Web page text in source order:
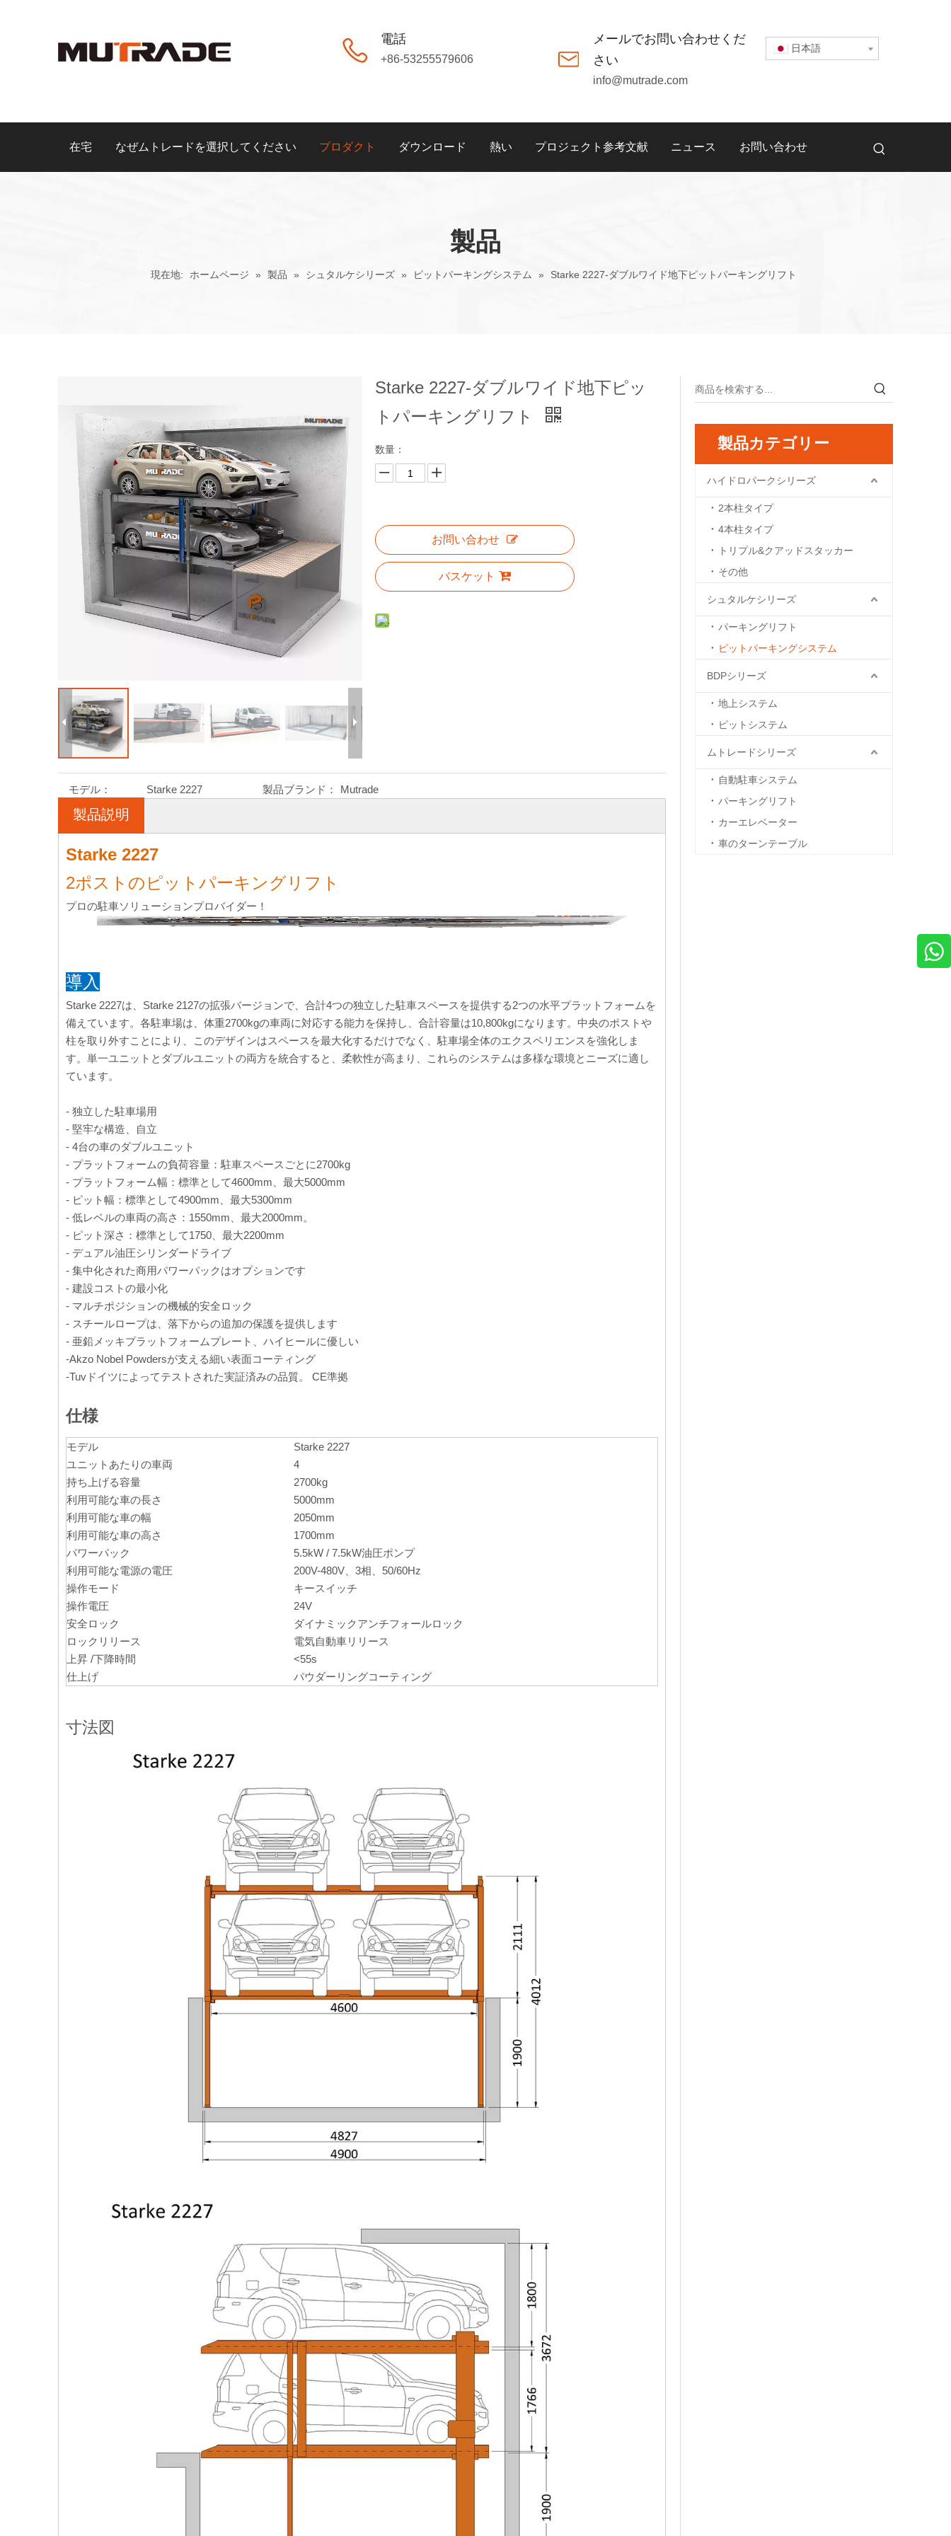
電話
+86-53255579606
メールでお問い合わせくだ
さい
info@mutrade.com
日本語
在宅 なぜムトレードを選択してください プロダクト ダウンロード 熱い プロジェクト参考文献 ニュース お問い合わせ
製品
現在地: ホームページ » 製品 » シュタルケシリーズ » ピットパーキングシステム » Starke 2227-ダブルワイド地下ピットパーキングリフト
Starke 2227-ダブルワイド地下ピッ
トパーキングリフト
数量：
お問い合わせ
バスケット
モデル： Starke 2227 製品ブランド： Mutrade
製品説明
Starke 2227
2ポストのピットパーキングリフト
プロの駐車ソリューションプロバイダー！
導入
Starke 2227は、Starke 2127の拡張バージョンで、合計4つの独立した駐車スペースを提供する2つの水平プラットフォームを
備えています。各駐車場は、体重2700kgの車両に対応する能力を保持し、合計容量は10,800kgになります。中央のポストや
柱を取り外すことにより、このデザインはスペースを最大化するだけでなく、駐車場全体のエクスペリエンスを強化しま
す。単一ユニットとダブルユニットの両方を統合すると、柔軟性が高まり、これらのシステムは多様な環境とニーズに適し
ています。
- 独立した駐車場用
- 堅牢な構造、自立
- 4台の車のダブルユニット
- プラットフォームの負荷容量：駐車スペースごとに2700kg
- プラットフォーム幅：標準として4600mm、最大5000mm
- ピット幅：標準として4900mm、最大5300mm
- 低レベルの車両の高さ：1550mm、最大2000mm。
- ピット深さ：標準として1750、最大2200mm
- デュアル油圧シリンダードライブ
- 集中化された商用パワーパックはオプションです
- 建設コストの最小化
- マルチポジションの機械的安全ロック
- スチールロープは、落下からの追加の保護を提供します
- 亜鉛メッキプラットフォームプレート、ハイヒールに優しい
-Akzo Nobel Powdersが支える細い表面コーティング
-Tuvドイツによってテストされた実証済みの品質。 CE準拠
仕様
モデル
Starke 2227
ユニットあたりの車両
4
持ち上げる容量
2700kg
利用可能な車の長さ
5000mm
利用可能な車の幅
2050mm
利用可能な車の高さ
1700mm
パワーパック
5.5kW / 7.5kW油圧ポンプ
利用可能な電源の電圧
200V-480V、3相、50/60Hz
操作モード
キースイッチ
操作電圧
24V
安全ロック
ダイナミックアンチフォールロック
ロックリリース
電気自動車リリース
上昇 /下降時間
<55s
仕上げ
パウダーリングコーティング
寸法図
製品カテゴリー
ハイドロパークシリーズ
2本柱タイプ
4本柱タイプ
トリプル&クアッドスタッカー
その他
シュタルケシリーズ
パーキングリフト
ピットパーキングシステム
BDPシリーズ
地上システム
ピットシステム
ムトレードシリーズ
自動駐車システム
パーキングリフト
カーエレベーター
車のターンテーブル